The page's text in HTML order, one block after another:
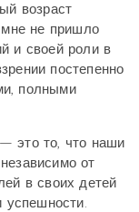
возраст
мне не пришло
и своей роли в
постепенно
полными
это то, что наши
от
в своих детей
успешности.